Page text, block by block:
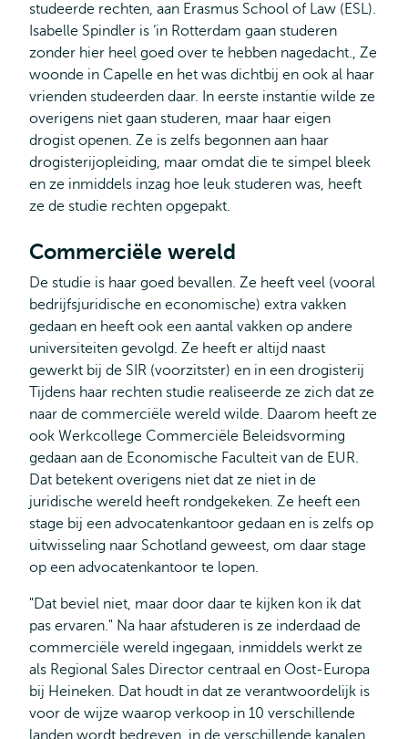
studeerde rechten, aan Erasmus School of Law (ESL).
Isabelle Spindler is ‘in Rotterdam gaan studeren
zonder hier heel goed over te hebben nagedacht., Ze
woonde in Capelle en het was dichtbij en ook al haar
vrienden studeerden daar. In eerste instantie wilde ze
overigens niet gaan studeren, maar haar eigen
drogist openen. Ze is zelfs begonnen aan haar
drogisterijopleiding, maar omdat die te simpel bleek
en ze inmiddels inzag hoe leuk studeren was, heeft
ze de studie rechten opgepakt.
Commerciële wereld
De studie is haar goed bevallen. Ze heeft veel (vooral
bedrijfsjuridische en economische) extra vakken
gedaan en heeft ook een aantal vakken op andere
universiteiten gevolgd. Ze heeft er altijd naast
gewerkt bij de SIR (voorzitster) en in een drogisterij
Tijdens haar rechten studie realiseerde ze zich dat ze
naar de commerciële wereld wilde. Daarom heeft ze
ook Werkcollege Commerciële Beleidsvorming
gedaan aan de Economische Faculteit van de EUR.
Dat betekent overigens niet dat ze niet in de
juridische wereld heeft rondgekeken. Ze heeft een
stage bij een advocatenkantoor gedaan en is zelfs op
uitwisseling naar Schotland geweest, om daar stage
op een advocatenkantoor te lopen.
"Dat beviel niet, maar door daar te kijken kon ik dat
pas ervaren." Na haar afstuderen is ze inderdaad de
commerciële wereld ingegaan, inmiddels werkt ze
als Regional Sales Director centraal en Oost-Europa
bij Heineken. Dat houdt in dat ze verantwoordelijk is
voor de wijze waarop verkoop in 10 verschillende
landen wordt bedreven, in de verschillende kanalen